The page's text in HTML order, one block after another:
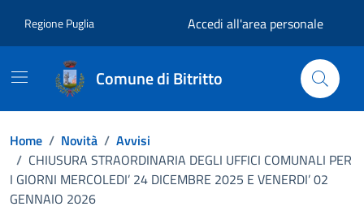
Regione Puglia Accedi all'area personale
Comune di Bitritto
Home / Novità / Avvisi
/ CHIUSURA STRAORDINARIA DEGLI UFFICI COMUNALI PER
I GIORNI MERCOLEDI’ 24 DICEMBRE 2025 E VENERDI’ 02
GENNAIO 2026